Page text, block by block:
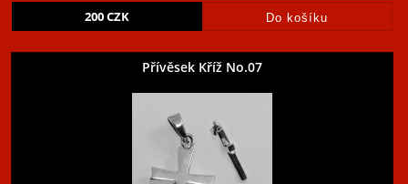
200CZK
Přívěsek Kříž No.07